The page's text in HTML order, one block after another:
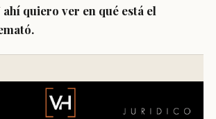
ahí quiero ver en qué está el